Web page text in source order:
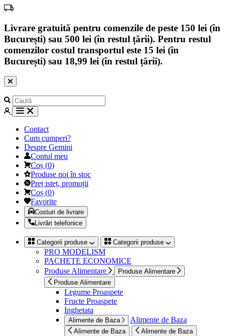
Livrare gratuită pentru comenzile de peste 150 lei (în
București) sau 500 lei (în restul țării). Pentru restul
comenzilor costul transportul este 15 lei (în
București) sau 18,99 lei (în restul țării).
Contact
Cum cumperi?
Despre Gemini
Contul meu
Coș (0)
Produse noi în stoc
Preț isteț, promoții
Coș (0)
Favorite
Costuri de livrare
Livrări telefonice
Categorii produse Categorii produse
PRO MODELISM
PACHETE ECONOMICE
Produse Alimentare
Produse Alimentare
Produse Alimentare
Legume Proaspete
Fructe Proaspete
Inghetata
Alimente de Baza Alimente de Baza
Alimente de Baza Alimente de Baza